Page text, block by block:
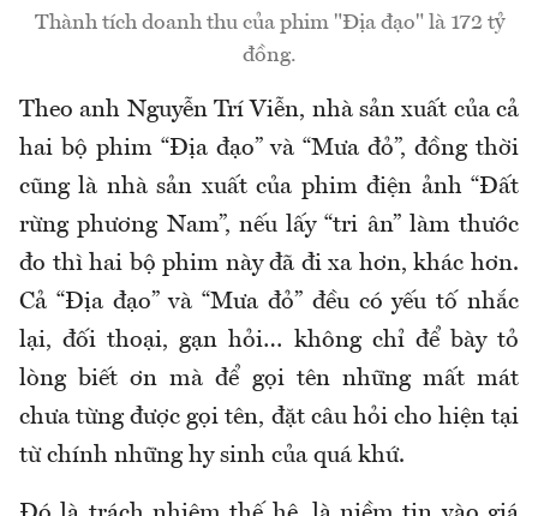
Thành tích doanh thu của phim "Địa đạo" là 172 tỷ
đồng.
Theo anh Nguyễn Trí Viễn, nhà sản xuất của cả
hai bộ phim “Địa đạo” và “Mưa đỏ”, đồng thời
cũng là nhà sản xuất của phim điện ảnh “Đất
rừng phương Nam”, nếu lấy “tri ân” làm thước
đo thì hai bộ phim này đã đi xa hơn, khác hơn.
Cả “Địa đạo” và “Mưa đỏ” đều có yếu tố nhắc
lại, đối thoại, gạn hỏi… không chỉ để bày tỏ
lòng biết ơn mà để gọi tên những mất mát
chưa từng được gọi tên, đặt câu hỏi cho hiện tại
từ chính những hy sinh của quá khứ.